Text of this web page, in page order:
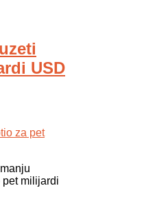
USD
pet milijardi